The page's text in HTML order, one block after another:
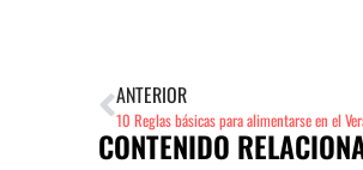
ANTERIOR
10 Reglas básicas para alimentarse en el
CONTENIDO